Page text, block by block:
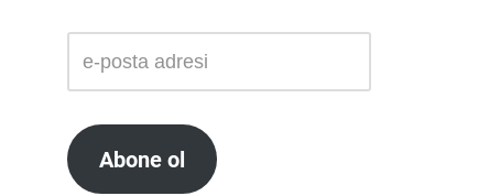
Abone ol